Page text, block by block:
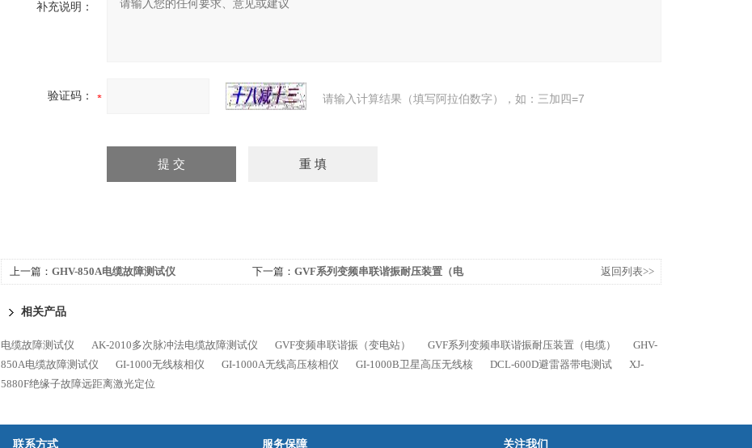
补充说明：
验证码： 请输入计算结果（填写阿拉伯数字），如：三加四=7
上一篇： GHV-850A电缆故障测试仪 下一篇： GVF系列变频串联谐振耐压装置（电
返回列表>>
相关产品
电缆故障测试仪 AK-2010多次脉冲法电缆故障测试仪 GVF变频串联谐振（变电站） GVF系列变频串联谐振耐压装置（电缆）
GHV-
850A电缆故障测试仪
GI-1000无线核相仪 GI-1000A无线高压核相仪 GI-1000B卫星高压无线核 DCL-600D避雷器带电测试
XJ-
5880F绝缘子故障远距离激光定位
联系方式 服务保障 关注我们